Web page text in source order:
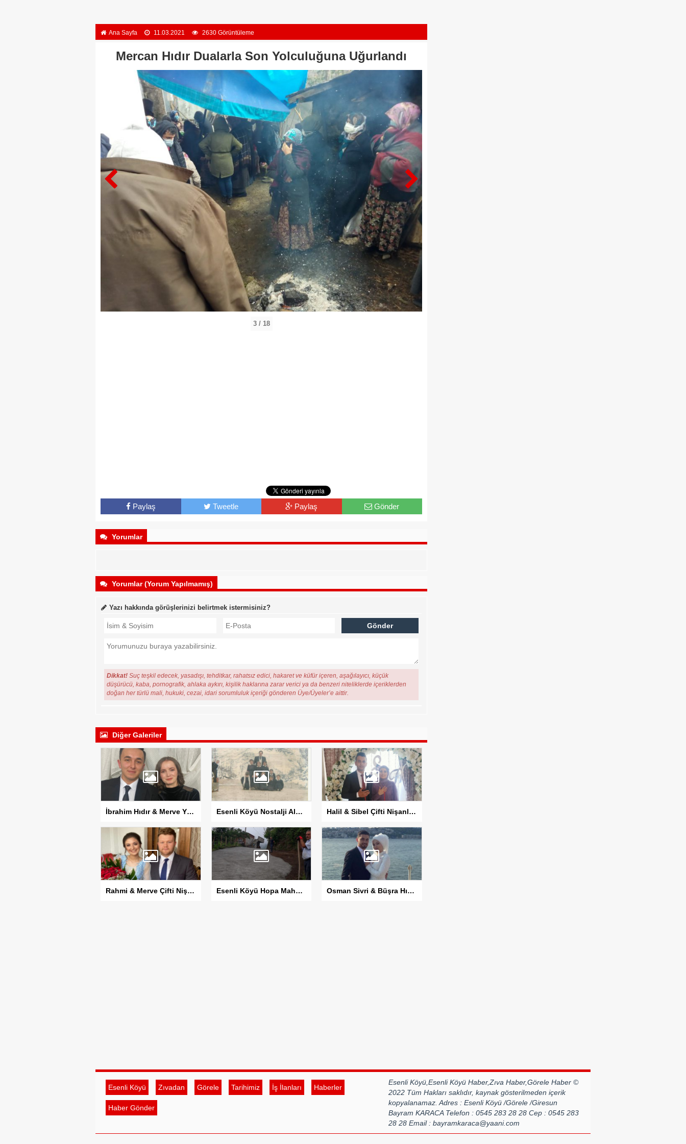
Ana Sayfa 11.03.2021 2630 Görüntüleme
Mercan Hıdır Dualarla Son Yolculuğuna Uğurlandı
3 / 18
Paylaş Tweetle Paylaş Gönder
Yorumlar
Yorumlar (Yorum Yapılmamış)
Yazı hakkında görüşlerinizi belirtmek istermisiniz?
Dikkat! Suç teşkil edecek, yasadışı, tehditkar, rahatsız edici, hakaret ve küfür içeren, aşağılayıcı, küçük
düşürücü, kaba, pornografik, ahlaka aykırı, kişilik haklarına zarar verici ya da benzeri niteliklerde içeriklerden
doğan her türlü mali, hukuki, cezai, idari sorumluluk içeriği gönderen Üye/Üyeler’e aittir.
Diğer Galeriler
İbrahim Hıdır & Merve Yılmaz Çifti Sözlendi Esenli Köyü Nostalji Albümü Halil & Sibel Çifti Nişanlandı
Rahmi & Merve Çifti Nişanlandı Esenli Köyü Hopa Mahallesinde Betonlama Çalışması Devam Ediyor Osman Sivri & Büşra Hıdır Çiftinin Düğün Fotoğrafları
Esenli Köyü Zıvadan Görele Tarihimiz İş İlanları Haberler
Haber Gönder
Esenli Köyü,Esenli Köyü Haber,Zıva Haber,Görele Haber ©
2022 Tüm Hakları saklıdır, kaynak gösterilmeden içerik
kopyalanamaz. Adres : Esenli Köyü /Görele /Giresun
Bayram KARACA Telefon : 0545 283 28 28 Cep : 0545 283
28 28 Email : bayramkaraca@yaani.com